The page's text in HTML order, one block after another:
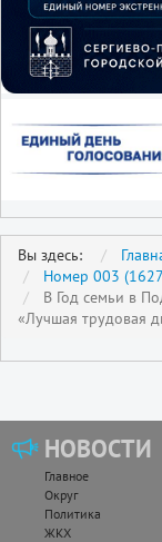
Вы здесь:
Номер 003
В Год семьи в
«Лучшая трудовая
НОВОСТИ
Главное
Округ
Политика
ЖКХ